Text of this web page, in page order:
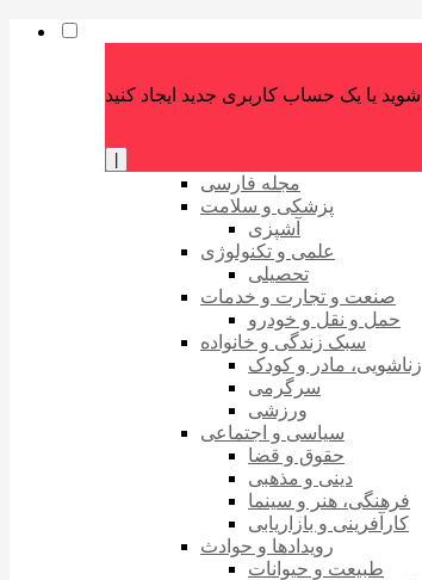
مجله فارسی
پزشکی و سلامت
آشپزی
علمی و تکنولوژی
تحصیلی
صنعت و تجارت و خدمات
حمل و نقل و خودرو
سبک زندگی و خانواده
زناشویی، مادر و کودک
سرگرمی
ورزشی
سیاسی و اجتماعی
حقوق و قضا
دینی و مذهبی
فرهنگی، هنر و سینما
کارآفرینی و بازاریابی
رویدادها و حوادث
طبیعت و حیوانات